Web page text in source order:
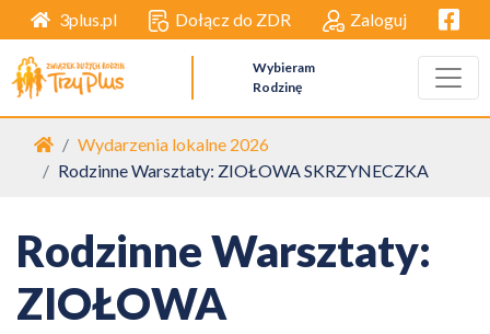
3plus.pl Dołącz do ZDR Zaloguj
Wybieram
Rodzinę
Strona główna
Wydarzenia lokalne 2026
Rodzinne Warsztaty: ZIOŁOWA SKRZYNECZKA
Rodzinne Warsztaty:
ZIOŁOWA